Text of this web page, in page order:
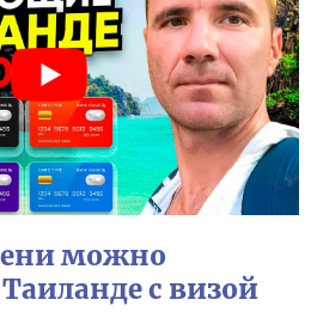
можно
с визой